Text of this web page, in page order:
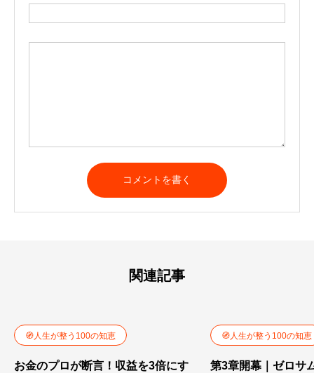
関連記事
🧭人生が整う100の知恵
お金のプロが断言！収益を3倍にす
🧭人生が整う100の知恵
第3章開幕｜ゼロサ